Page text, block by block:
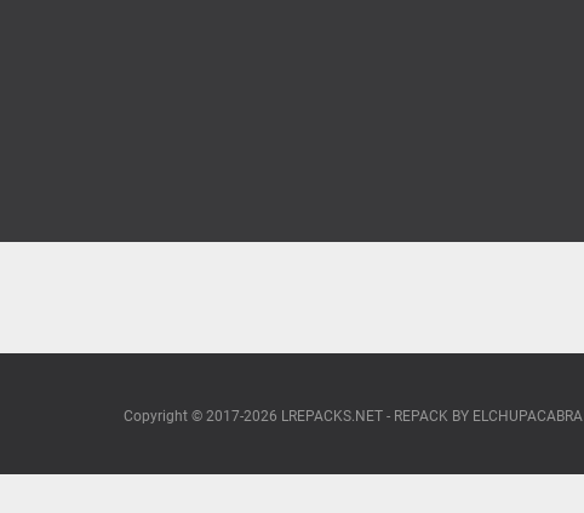
Copyright © 2017-2026 LREPACKS.NET - REPACK BY ELCHUPACABRA